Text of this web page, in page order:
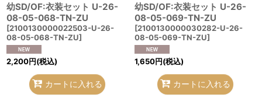
幼SD/OF:衣装セット U-26-
08-05-068-TN-ZU
[2100130000022503-U-26-
08-05-068-TN-ZU]
2,200円(税込)
カートに入れる
幼SD/OF:衣装セット U-26-
08-05-069-TN-ZU
[2100130000030282-U-26-
08-05-069-TN-ZU]
1,650円(税込)
カートに入れる